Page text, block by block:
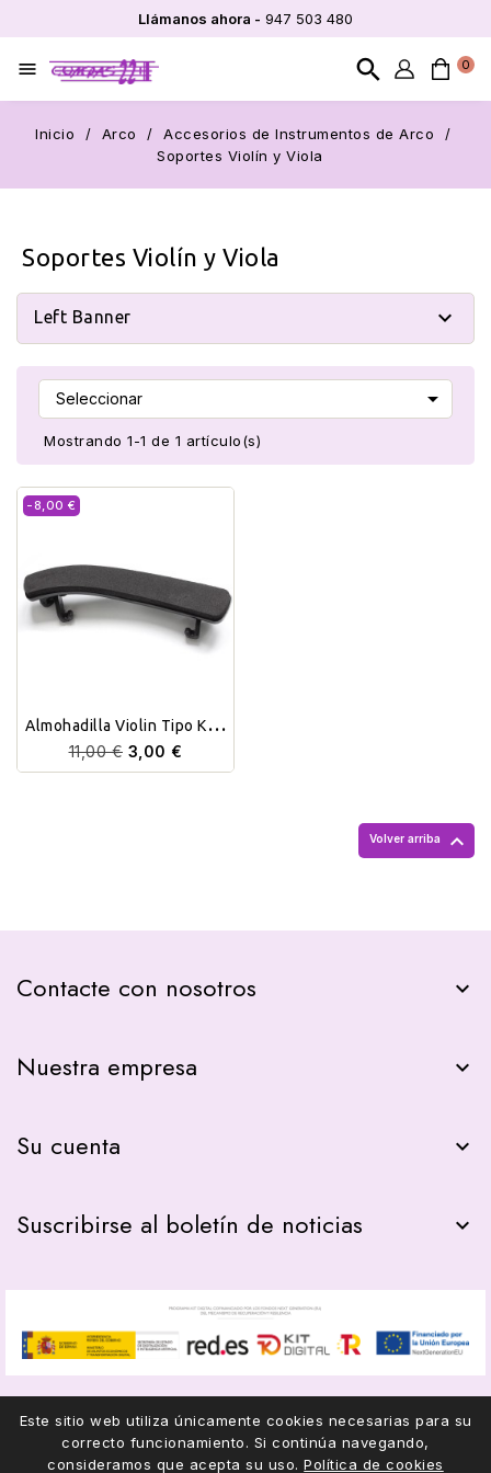
Llámanos ahora - 947 503 480
0
search

Inicio Arco
Accesorios de Instrumentos de Arco
Soportes Violín y Viola
Soportes Violín y Viola
Left Banner 
Seleccionar 
Mostrando 1-1 de 1 artículo(s)
-8,00 €
Almohadilla Violin Tipo Kun
3/4 4/4
11,00 € 3,00 €
Volver arriba 
Contacte con nosotros keyboard_arrow_down
Este sitio web utiliza únicamente cookies necesarias para su
correcto funcionamiento. Si continúa navegando,
consideramos que acepta su uso.Política de cookies
Nuestra empresa 
Su cuenta 
Suscribirse al boletín de noticias 
© 2026 - COMPAS22